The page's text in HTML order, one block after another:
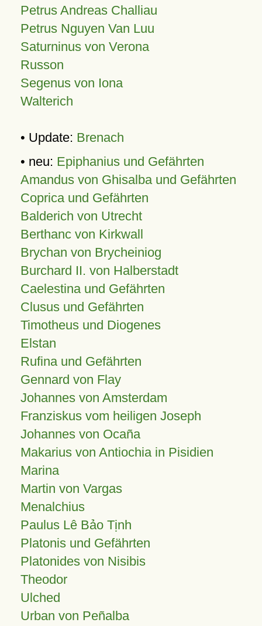
Petrus Andreas Challiau
Petrus Nguyen Van Luu
Saturninus von Verona
Russon
Segenus von Iona
Walterich
• Update: Brenach
• neu: Epiphanius und Gefährten
Amandus von Ghisalba und Gefährten
Coprica und Gefährten
Balderich von Utrecht
Berthanc von Kirkwall
Brychan von Brycheiniog
Burchard II. von Halberstadt
Caelestina und Gefährten
Clusus und Gefährten
Timotheus und Diogenes
Elstan
Rufina und Gefährten
Gennard von Flay
Johannes von Amsterdam
Franziskus vom heiligen Joseph
Johannes von Ocaña
Makarius von Antiochia in Pisidien
Marina
Martin von Vargas
Menalchius
Paulus Lê Bảo Tịnh
Platonis und Gefährten
Platonides von Nisibis
Theodor
Ulched
Urban von Peñalba